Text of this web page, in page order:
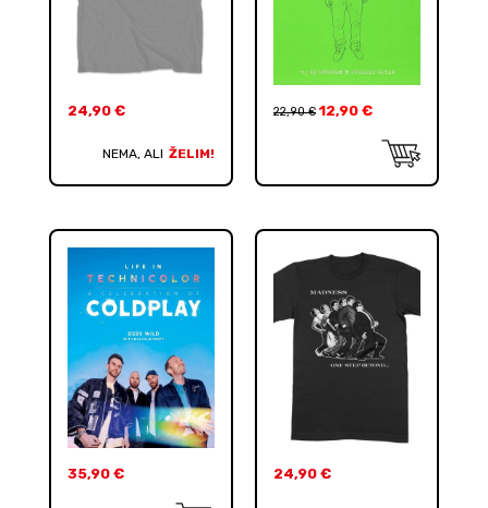
24,90 €
NEMA, ALI ŽELIM!
22,90€ 12,90 €
35,90 € 24,90 €